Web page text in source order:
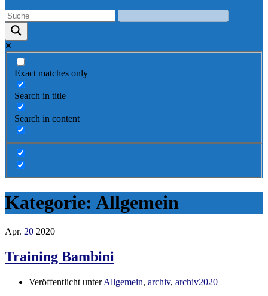
Exact matches only
Search in title
Search in content
Kategorie: Allgemein
Apr. 20 2020
Training Bambini
Veröffentlicht unterAllgemein, archiv, archiv2020